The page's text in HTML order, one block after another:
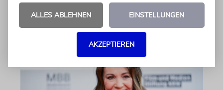
von Felix Schotland
07.08.2026
ALLES ABLEHNEN EINSTELLUNGEN
AKZEPTIEREN